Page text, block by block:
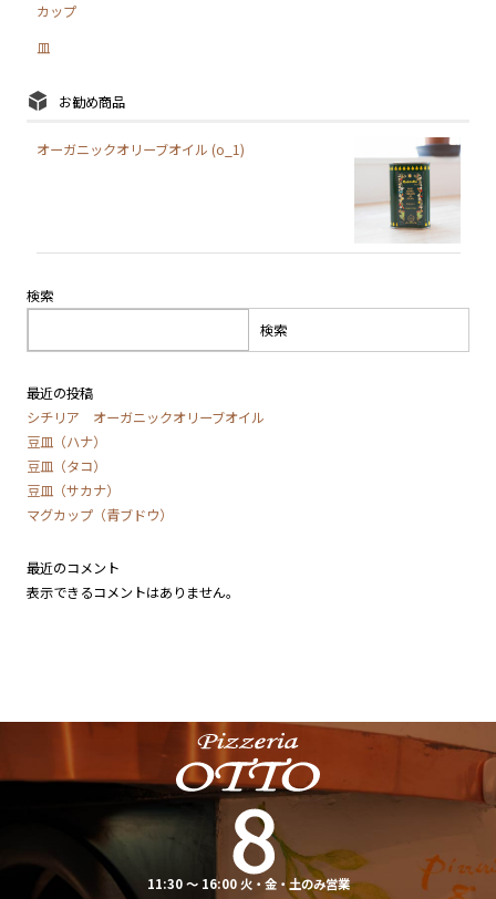
カップ
皿
お勧め商品
オーガニックオリーブオイル (o_1)
検索
検索
最近の投稿
シチリア オーガニックオリーブオイル
豆皿（ハナ）
豆皿（タコ）
豆皿（サカナ）
マグカップ（青ブドウ）
最近のコメント
表示できるコメントはありません。
11:30 ～ 16:00 火・金・土のみ営業